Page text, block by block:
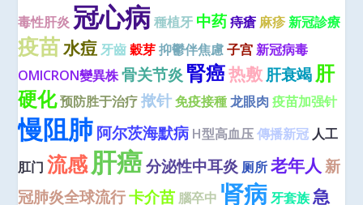
毒性肝炎 冠心病 種植牙 中药 痔瘡 麻疹 新冠診療
疫苗水痘 牙齒 穀芽 抑鬱伴焦慮 子宫 新冠病毒
OMICRON變異株骨关节炎腎癌热敷肝衰竭肝
硬化预防胜于治疗 揿针 免疫接種 龙眼肉 疫苗加强针
慢阻肺阿尔茨海默病 H型高血压 傳播新冠 人工
肛门 流感肝癌分泌性中耳炎 厕所 老年人 新
冠肺炎全球流行卡介苗 腦卒中 肾病 牙套族 急